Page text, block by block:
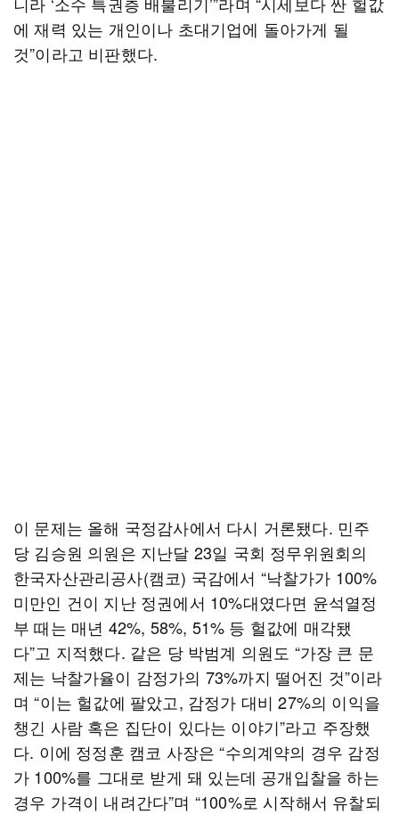
에 재력 있는 개인이나 초대기업에 돌아가게 될
것”이라고 비판했다.
이 문제는 올해 국정감사에서 다시 거론됐다. 민주
당 김승원 의원은 지난달 23일 국회 정무위원회의
한국자산관리공사(캠코) 국감에서 “낙찰가가 100%
미만인 건이 지난 정권에서 10%대였다면 윤석열정
부 때는 매년 42%, 58%, 51% 등 헐값에 매각됐
다”고 지적했다. 같은 당 박범계 의원도 “가장 큰 문
제는 낙찰가율이 감정가의 73%까지 떨어진 것”이라
며 “이는 헐값에 팔았고, 감정가 대비 27%의 이익을
챙긴 사람 혹은 집단이 있다는 이야기”라고 주장했
다. 이에 정정훈 캠코 사장은 “수의계약의 경우 감정
가 100%를 그대로 받게 돼 있는데 공개입찰을 하는
경우 가격이 내려간다”며 “100%로 시작해서 유찰되